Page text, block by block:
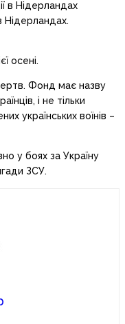
в Нідерландах.
осені.
Фонд має назву
і не тільки
українських воїнів –
у боях за Україну
ЗСУ.